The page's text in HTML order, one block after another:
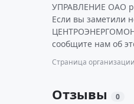
УПРАВЛЕНИЕ ОАО
Если вы заметили
сообщите нам об
Страница
Отзывы 0